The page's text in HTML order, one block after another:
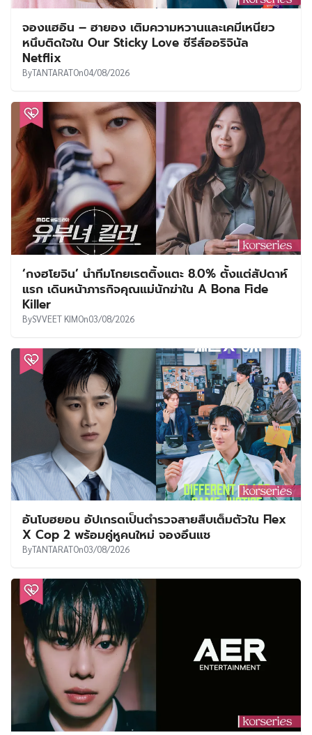
จองแฮอิน – ฮายอง เติมความหวานและเคมีเหนียว
หนึบติดใจใน Our Sticky Love ซีรีส์ออริจินัล
Netflix
ByTANTARATOn04/08/2026
‘กงฮโยจิน’ นำทีมโกยเรตติ้งแตะ 8.0% ตั้งแต่สัปดาห์
แรก เดินหน้าภารกิจคุณแม่นักฆ่าใน A Bona Fide
Killer
BySVVEET KIMOn03/08/2026
อันโบฮยอน อัปเกรดเป็นตำรวจสายสืบเต็มตัวใน Flex
X Cop 2 พร้อมคู่หูคนใหม่ จองอึนแช
ByTANTARATOn03/08/2026